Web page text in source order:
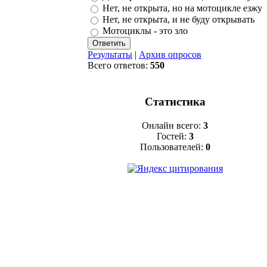
Нет, не открыта, но на мотоцикле езжу
Нет, не открыта, и не буду открывать
Мотоциклы - это зло
Результаты | Архив опросов
Всего ответов: 550
Статистика
Онлайн всего: 3
Гостей: 3
Пользователей: 0